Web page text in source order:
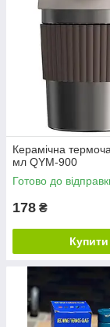
Керамічна
мл QYM-900
Готово до
178 ₴
Купити